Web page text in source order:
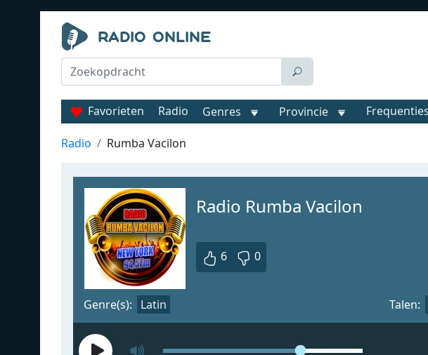
Favorieten Radio Genres Provincie Frequenties
Radio Rumba Vacilon
Radio Rumba Vacilon
6 0
Genre(s): Latin Talen: